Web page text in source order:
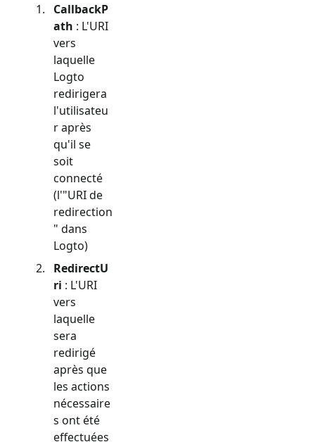
CallbackP
ath : L'URI
vers
laquelle
Logto
redirigera
l'utilisateu
r après
qu'il se
soit
connecté
(l'"URI de
redirection
" dans
Logto)
RedirectU
ri : L'URI
vers
laquelle
sera
redirigé
après que
les actions
nécessaire
s ont été
effectuées